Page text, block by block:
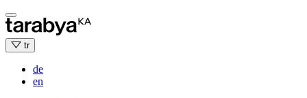
Skip
to
content
tr
de
en